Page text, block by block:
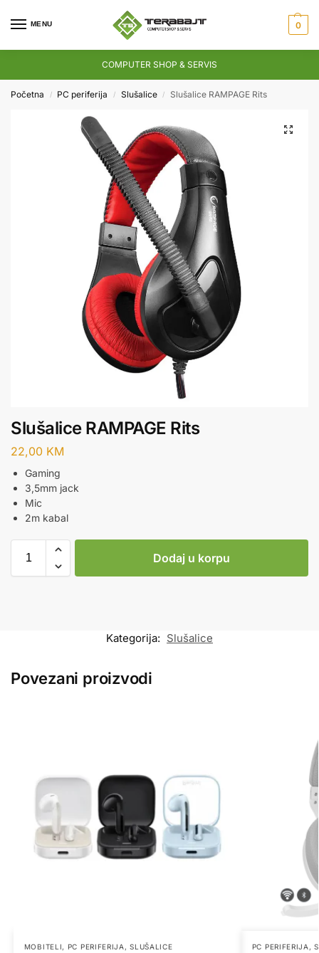
MENU 0
COMPUTER SHOP & SERVIS
Početna / PC periferija / Slušalice / Slušalice RAMPAGE Rits
Slušalice RAMPAGE Rits
22,00 KM
Gaming
3,5mm jack
Mic
2m kabal
Dodaj u korpu
Kategorija: Slušalice
Povezani proizvodi
MOBITELI, PC PERIFERIJA ,SLUŠALICE PC PERIFERIJA ,